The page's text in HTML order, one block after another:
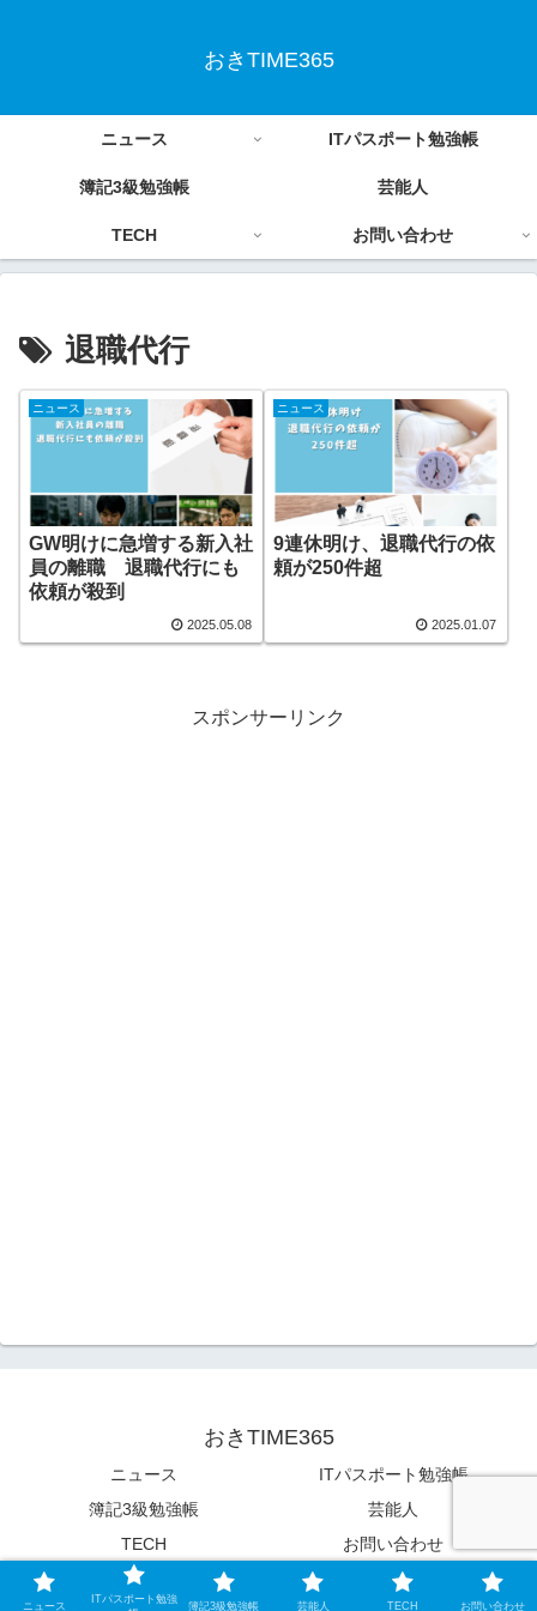
おきTIME365
ニュース ITパスポート勉強帳
簿記3級勉強帳 芸能人
TECH お問い合わせ
退職代行
ニュース
GW明けに急増する新入社
員の離職 退職代行にも
依頼が殺到
2025.05.08
ニュース
9連休明け、退職代行の依
頼が250件超
2025.01.07
スポンサーリンク
おきTIME365
ニュース
ITパスポート勉強帳
簿記3級勉強帳
芸能人
TECH
お問い合わせ
© 2021 おきTIME365.
ニュース
ITパスポート勉強
簿記3級勉強帳 芸能人 TECH お問い合わせ